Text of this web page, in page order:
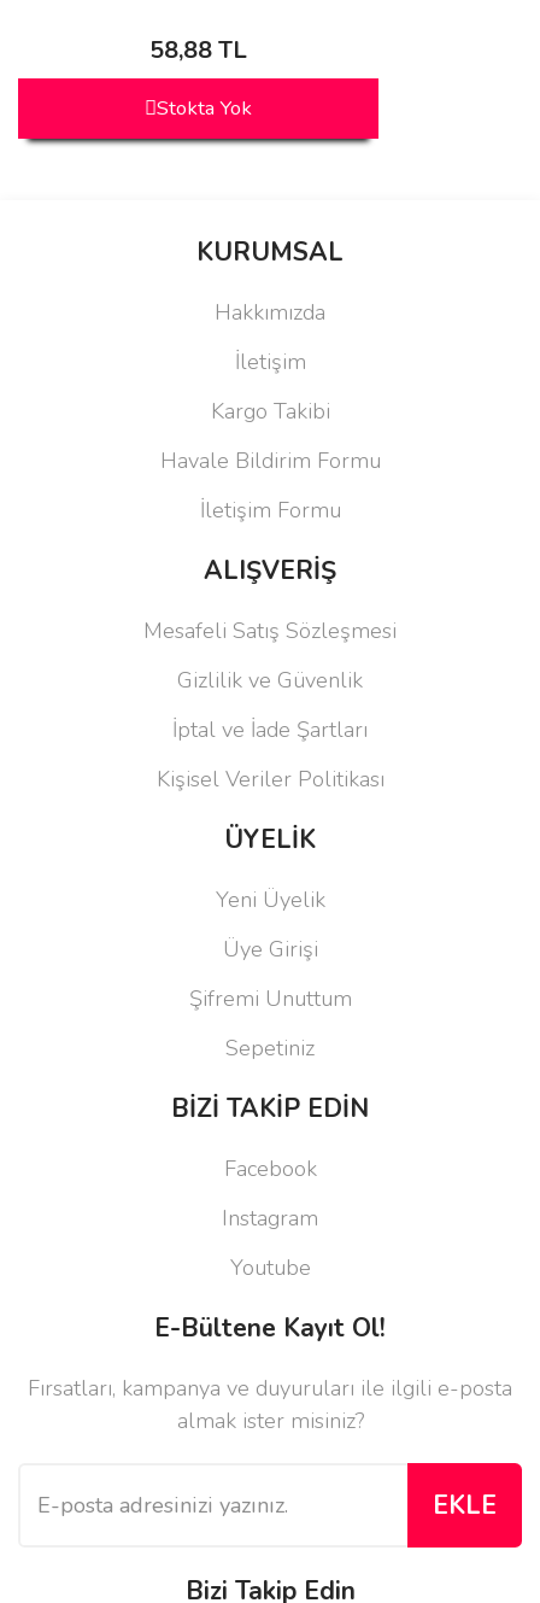
58,88 TL
Stokta Yok
KURUMSAL
Hakkımızda
İletişim
Kargo Takibi
Havale Bildirim Formu
İletişim Formu
ALIŞVERİŞ
Mesafeli Satış Sözleşmesi
Gizlilik ve Güvenlik
İptal ve İade Şartları
Kişisel Veriler Politikası
ÜYELİK
Yeni Üyelik
Üye Girişi
Şifremi Unuttum
Sepetiniz
BİZİ TAKİP EDİN
Facebook
Instagram
Youtube
E-Bültene Kayıt Ol!
Fırsatları, kampanya ve duyuruları ile ilgili e-posta
almak ister misiniz?
EKLE
Bizi Takip Edin